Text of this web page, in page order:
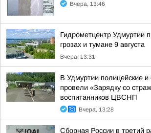
Вчера, 13:46
Гидрометцентр Удмуртии
грозах и тумане 9 августа
Вчера, 13:31
В Удмуртии полицейские и
провели «Зарядку со
воспитанников ЦВСНП
Вчера, 13:28
Сборная России в третий